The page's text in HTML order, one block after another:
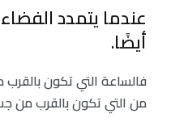
عندما يتمدد
أيضًا.
فالساعة التي تكون
من التي تكون بالقرب من